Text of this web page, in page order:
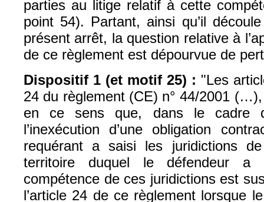
parties au litige relatif à cette
point 54). Partant, ainsi qu’il
présent arrêt, la question relative à
de ce règlement est dépourvue de
Dispositif 1 (et motif 25) : "Les
24 du règlement (CE) n° 44/2001
en ce sens que, dans le cadre
l’inexécution d’une obligation
requérant a saisi les juridictions
territoire duquel le défendeur
compétence de ces juridictions est
l’article 24 de ce règlement lorsque